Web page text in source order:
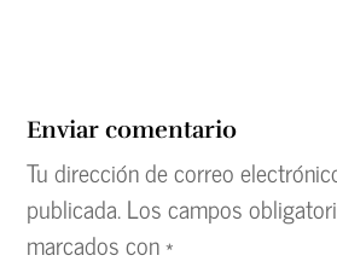
Enviar comentario
Tu dirección de correo
publicada.Los campos
marcados con*